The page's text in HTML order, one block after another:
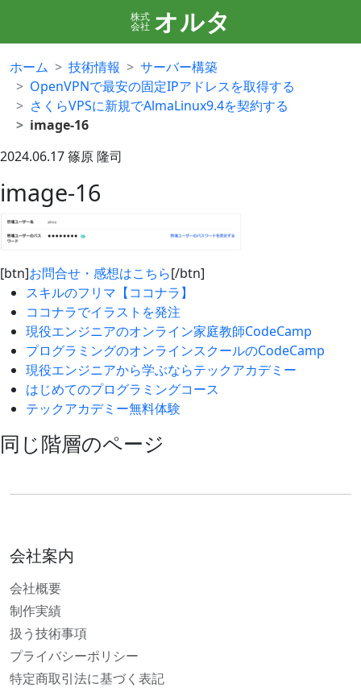
株式
会社 オルタ
ホーム 技術情報
サーバー構築
OpenVPNで最安の固定IPアドレスを取得する
さくらVPSに新規でAlmaLinux9.4を契約する
image-16
2024.06.17篠原 隆司
image-16
[btn]お問合せ・感想はこちら[/btn]
スキルのフリマ【ココナラ】
ココナラでイラストを発注
現役エンジニアのオンライン家庭教師CodeCamp
プログラミングのオンラインスクールのCodeCamp
現役エンジニアから学ぶならテックアカデミー
はじめてのプログラミングコース
テックアカデミー無料体験
同じ階層のページ
会社案内
会社概要
制作実績
扱う技術事項
プライバシーポリシー
特定商取引法に基づく表記